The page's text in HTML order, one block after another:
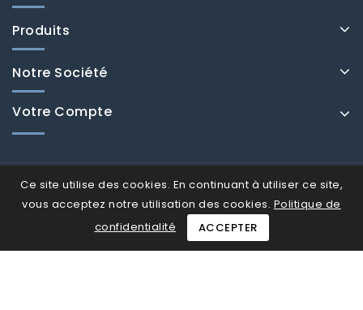
Produits
Notre Société
Votre Compte
Ce site utilise des cookies. En continuant à utiliser ce site,
vous acceptez notre utilisation des cookies. Politique de
confidentialité
ACCEPTER
© Fenducci 2026